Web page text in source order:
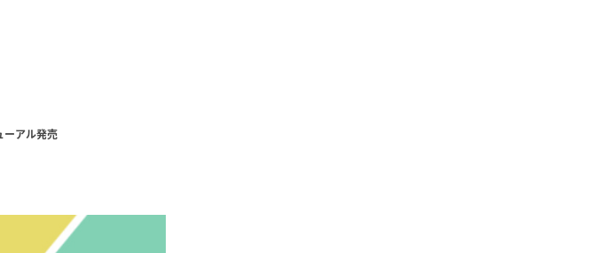
アル発売